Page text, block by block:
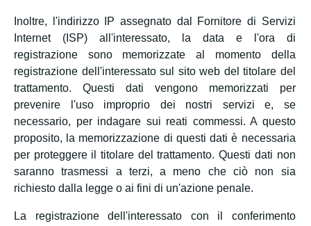
Inoltre, l'indirizzo IP assegnato dal Fornitore di Servizi
Internet (ISP) all'interessato, la data e l'ora di
registrazione sono memorizzate al momento della
registrazione dell'interessato sul sito web del titolare del
trattamento. Questi dati vengono memorizzati per
prevenire l'uso improprio dei nostri servizi e, se
necessario, per indagare sui reati commessi. A questo
proposito, la memorizzazione di questi dati è necessaria
per proteggere il titolare del trattamento. Questi dati non
saranno trasmessi a terzi, a meno che ciò non sia
richiesto dalla legge o ai fini di un'azione penale.
La registrazione dell'interessato con il conferimento